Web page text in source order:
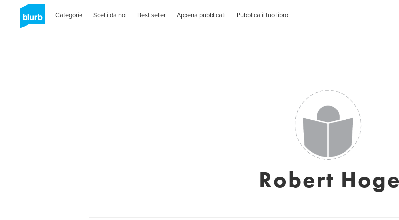
Categorie Scelti da noi Best seller Appena pubblicati Pubblica il tuo libro
Robert Hoge